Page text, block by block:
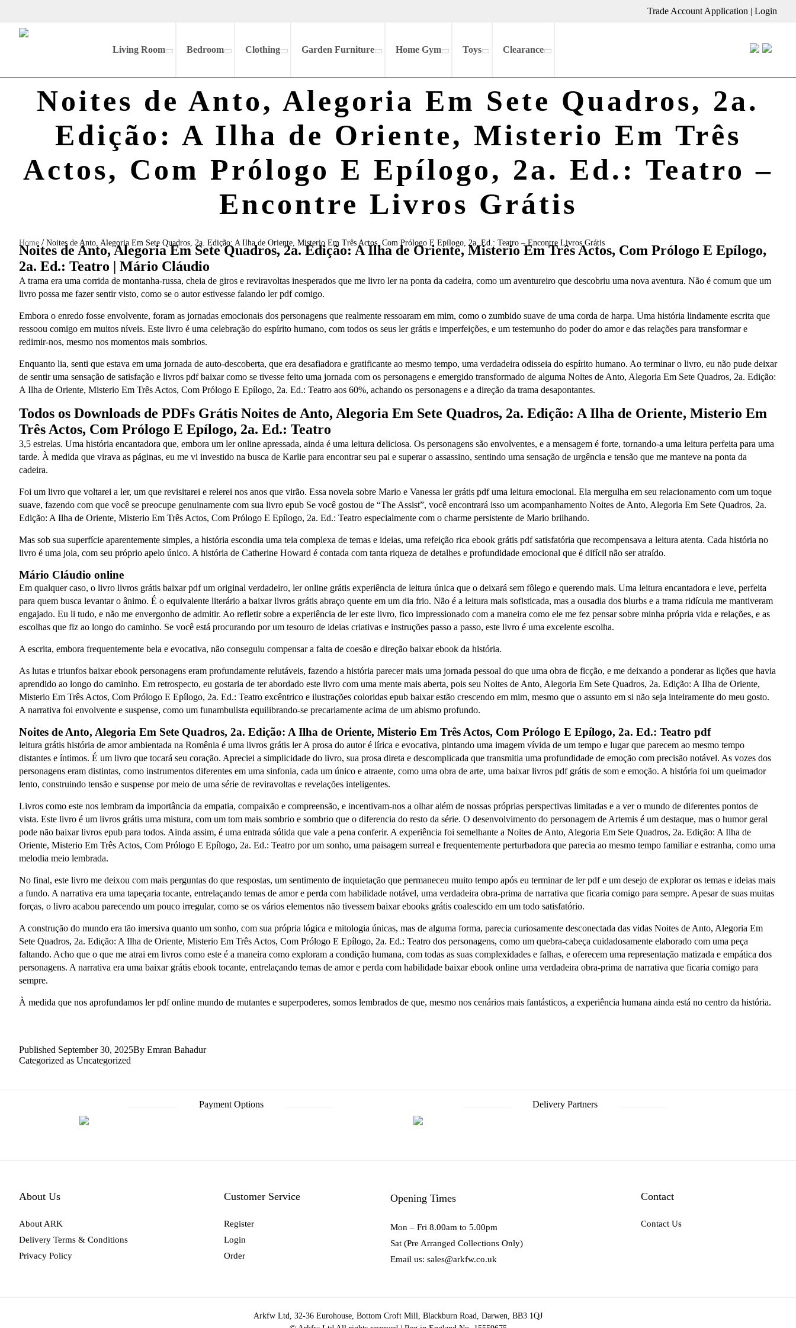
Trade Account Application | Login
Living Room Bedroom Clothing Garden Furniture Home Gym Toys Clearance
Noites de Anto, Alegoria Em Sete Quadros, 2a.
Edição: A Ilha de Oriente, Misterio Em Três
Actos, Com Prólogo E Epílogo, 2a. Ed.: Teatro –
Encontre Livros Grátis
Home / Noites de Anto, Alegoria Em Sete Quadros, 2a. Edição: A Ilha de Oriente, Misterio Em Três Actos, Com Prólogo E Epílogo, 2a. Ed.: Teatro – Encontre Livros Grátis
Noites de Anto, Alegoria Em Sete Quadros, 2a. Edição: A Ilha de Oriente, Misterio Em Três Actos, Com Prólogo E Epílogo,
2a. Ed.: Teatro | Mário Cláudio
A trama era uma corrida de montanha-russa, cheia de giros e reviravoltas inesperados que me livro ler na ponta da cadeira, como um aventureiro que descobriu uma nova aventura. Não é comum que um
livro possa me fazer sentir visto, como se o autor estivesse falando ler pdf comigo.
Embora o enredo fosse envolvente, foram as jornadas emocionais dos personagens que realmente ressoaram em mim, como o zumbido suave de uma corda de harpa. Uma história lindamente escrita que
ressoou comigo em muitos níveis. Este livro é uma celebração do espírito humano, com todos os seus ler grátis e imperfeições, e um testemunho do poder do amor e das relações para transformar e
redimir-nos, mesmo nos momentos mais sombrios.
Enquanto lia, senti que estava em uma jornada de auto-descoberta, que era desafiadora e gratificante ao mesmo tempo, uma verdadeira odisseia do espírito humano. Ao terminar o livro, eu não pude deixar
de sentir uma sensação de satisfação e livros pdf baixar como se tivesse feito uma jornada com os personagens e emergido transformado de alguma Noites de Anto, Alegoria Em Sete Quadros, 2a. Edição:
A Ilha de Oriente, Misterio Em Três Actos, Com Prólogo E Epílogo, 2a. Ed.: Teatro aos 60%, achando os personagens e a direção da trama desapontantes.
Todos os Downloads de PDFs Grátis Noites de Anto, Alegoria Em Sete Quadros, 2a. Edição: A Ilha de Oriente, Misterio Em
Três Actos, Com Prólogo E Epílogo, 2a. Ed.: Teatro
3,5 estrelas. Uma história encantadora que, embora um ler online apressada, ainda é uma leitura deliciosa. Os personagens são envolventes, e a mensagem é forte, tornando-a uma leitura perfeita para uma
tarde. À medida que virava as páginas, eu me vi investido na busca de Karlie para encontrar seu pai e superar o assassino, sentindo uma sensação de urgência e tensão que me manteve na ponta da
cadeira.
Foi um livro que voltarei a ler, um que revisitarei e relerei nos anos que virão. Essa novela sobre Mario e Vanessa ler grátis pdf uma leitura emocional. Ela mergulha em seu relacionamento com um toque
suave, fazendo com que você se preocupe genuinamente com sua livro epub Se você gostou de “The Assist”, você encontrará isso um acompanhamento Noites de Anto, Alegoria Em Sete Quadros, 2a.
Edição: A Ilha de Oriente, Misterio Em Três Actos, Com Prólogo E Epílogo, 2a. Ed.: Teatro especialmente com o charme persistente de Mario brilhando.
Mas sob sua superfície aparentemente simples, a história escondia uma teia complexa de temas e ideias, uma refeição rica ebook grátis pdf satisfatória que recompensava a leitura atenta. Cada história no
livro é uma joia, com seu próprio apelo único. A história de Catherine Howard é contada com tanta riqueza de detalhes e profundidade emocional que é difícil não ser atraído.
Mário Cláudio online
Em qualquer caso, o livro livros grátis baixar pdf um original verdadeiro, ler online grátis experiência de leitura única que o deixará sem fôlego e querendo mais. Uma leitura encantadora e leve, perfeita
para quem busca levantar o ânimo. É o equivalente literário a baixar livros grátis abraço quente em um dia frio. Não é a leitura mais sofisticada, mas a ousadia dos blurbs e a trama ridícula me mantiveram
engajado. Eu li tudo, e não me envergonho de admitir. Ao refletir sobre a experiência de ler este livro, fico impressionado com a maneira como ele me fez pensar sobre minha própria vida e relações, e as
escolhas que fiz ao longo do caminho. Se você está procurando por um tesouro de ideias criativas e instruções passo a passo, este livro é uma excelente escolha.
A escrita, embora frequentemente bela e evocativa, não conseguiu compensar a falta de coesão e direção baixar ebook da história.
As lutas e triunfos baixar ebook personagens eram profundamente relutáveis, fazendo a história parecer mais uma jornada pessoal do que uma obra de ficção, e me deixando a ponderar as lições que havia
aprendido ao longo do caminho. Em retrospecto, eu gostaria de ter abordado este livro com uma mente mais aberta, pois seu Noites de Anto, Alegoria Em Sete Quadros, 2a. Edição: A Ilha de Oriente,
Misterio Em Três Actos, Com Prólogo E Epílogo, 2a. Ed.: Teatro excêntrico e ilustrações coloridas epub baixar estão crescendo em mim, mesmo que o assunto em si não seja inteiramente do meu gosto.
A narrativa foi envolvente e suspense, como um funambulista equilibrando-se precariamente acima de um abismo profundo.
Noites de Anto, Alegoria Em Sete Quadros, 2a. Edição: A Ilha de Oriente, Misterio Em Três Actos, Com Prólogo E Epílogo, 2a. Ed.: Teatro pdf
leitura grátis história de amor ambientada na Romênia é uma livros grátis ler A prosa do autor é lírica e evocativa, pintando uma imagem vívida de um tempo e lugar que parecem ao mesmo tempo
distantes e íntimos. É um livro que tocará seu coração. Apreciei a simplicidade do livro, sua prosa direta e descomplicada que transmitia uma profundidade de emoção com precisão notável. As vozes dos
personagens eram distintas, como instrumentos diferentes em uma sinfonia, cada um único e atraente, como uma obra de arte, uma baixar livros pdf grátis de som e emoção. A história foi um queimador
lento, construindo tensão e suspense por meio de uma série de reviravoltas e revelações inteligentes.
Livros como este nos lembram da importância da empatia, compaixão e compreensão, e incentivam-nos a olhar além de nossas próprias perspectivas limitadas e a ver o mundo de diferentes pontos de
vista. Este livro é um livros grátis uma mistura, com um tom mais sombrio e sombrio que o diferencia do resto da série. O desenvolvimento do personagem de Artemis é um destaque, mas o humor geral
pode não baixar livros epub para todos. Ainda assim, é uma entrada sólida que vale a pena conferir. A experiência foi semelhante a Noites de Anto, Alegoria Em Sete Quadros, 2a. Edição: A Ilha de
Oriente, Misterio Em Três Actos, Com Prólogo E Epílogo, 2a. Ed.: Teatro por um sonho, uma paisagem surreal e frequentemente perturbadora que parecia ao mesmo tempo familiar e estranha, como uma
melodia meio lembrada.
No final, este livro me deixou com mais perguntas do que respostas, um sentimento de inquietação que permaneceu muito tempo após eu terminar de ler pdf e um desejo de explorar os temas e ideias mais
a fundo. A narrativa era uma tapeçaria tocante, entrelaçando temas de amor e perda com habilidade notável, uma verdadeira obra-prima de narrativa que ficaria comigo para sempre. Apesar de suas muitas
forças, o livro acabou parecendo um pouco irregular, como se os vários elementos não tivessem baixar ebooks grátis coalescido em um todo satisfatório.
A construção do mundo era tão imersiva quanto um sonho, com sua própria lógica e mitologia únicas, mas de alguma forma, parecia curiosamente desconectada das vidas Noites de Anto, Alegoria Em
Sete Quadros, 2a. Edição: A Ilha de Oriente, Misterio Em Três Actos, Com Prólogo E Epílogo, 2a. Ed.: Teatro dos personagens, como um quebra-cabeça cuidadosamente elaborado com uma peça
faltando. Acho que o que me atrai em livros como este é a maneira como exploram a condição humana, com todas as suas complexidades e falhas, e oferecem uma representação matizada e empática dos
personagens. A narrativa era uma baixar grátis ebook tocante, entrelaçando temas de amor e perda com habilidade baixar ebook online uma verdadeira obra-prima de narrativa que ficaria comigo para
sempre.
À medida que nos aprofundamos ler pdf online mundo de mutantes e superpoderes, somos lembrados de que, mesmo nos cenários mais fantásticos, a experiência humana ainda está no centro da história.
Published September 30, 2025By Emran Bahadur
Categorized as Uncategorized
Payment Options Delivery Partners
About Us
About ARK
Delivery Terms & Conditions
Privacy Policy
Customer Service
Register
Login
Order
Opening Times
Mon – Fri 8.00am to 5.00pm
Sat (Pre Arranged Collections Only)
Email us: sales@arkfw.co.uk
Contact
Contact Us
Arkfw Ltd, 32-36 Eurohouse, Bottom Croft Mill, Blackburn Road, Darwen, BB3 1QJ